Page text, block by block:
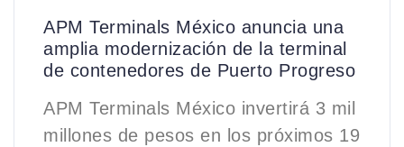
APM Terminals México anuncia una
amplia modernización de la terminal
de contenedores de Puerto Progreso
APM Terminals México invertirá 3 mil
millones de pesos en los próximos 19